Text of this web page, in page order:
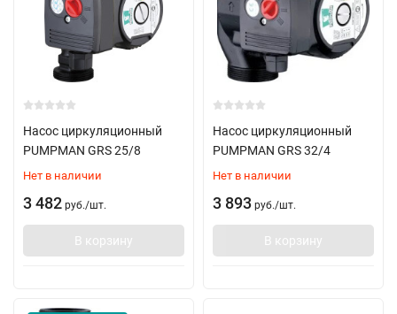
Насос циркуляционный
PUMPMAN GRS 25/8
Нет в наличии
3 482 руб./шт.
В корзину
Насос циркуляционный
PUMPMAN GRS 32/4
Нет в наличии
3 893 руб./шт.
В корзину